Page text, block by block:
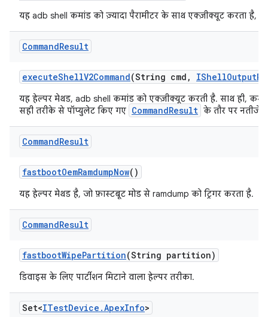
यह adb shell कमांड को ज़्यादा पैरामीटर के साथ एक्ज़ीक्यूट करता है,
CommandResult
executeShellV2Command(String cmd , IShellOutput
यह हेल्पर मेथड, adb shell कमांड को एक्ज़ीक्यूट करती है. साथ ही,
सही तरीके से पॉप्युलेट किए गए CommandResult के तौर पर नतीजे
CommandResult
fastbootOemRamdumpNow()
यह हेल्पर मेथड है, जो फ़ास्टबूट मोड से ramdump को ट्रिगर करता है.
CommandResult
fastbootWipePartition(String partition)
डिवाइस के लिए पार्टीशन मिटाने वाला हेल्पर तरीका.
Set<ITestDevice .ApexInfo>